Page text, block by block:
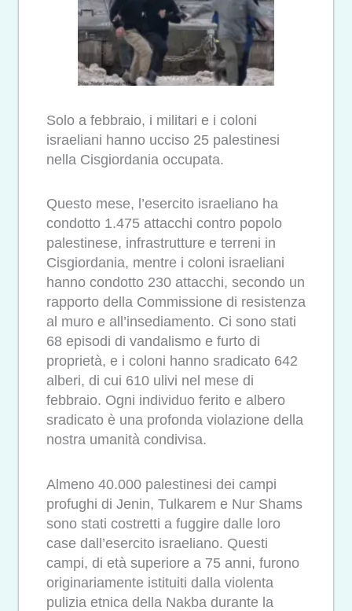
Solo a febbraio, i militari e i coloni
israeliani hanno ucciso 25 palestinesi
nella Cisgiordania occupata.
Questo mese, l’esercito israeliano ha
condotto 1.475 attacchi contro popolo
palestinese, infrastrutture e terreni in
Cisgiordania, mentre i coloni israeliani
hanno condotto 230 attacchi, secondo un
rapporto della Commissione di resistenza
al muro e all’insediamento. Ci sono stati
68 episodi di vandalismo e furto di
proprietà, e i coloni hanno sradicato 642
alberi, di cui 610 ulivi nel mese di
febbraio. Ogni individuo ferito e albero
sradicato è una profonda violazione della
nostra umanità condivisa.
Almeno 40.000 palestinesi dei campi
profughi di Jenin, Tulkarem e Nur Shams
sono stati costretti a fuggire dalle loro
case dall’esercito israeliano. Questi
campi, di età superiore a 75 anni, furono
originariamente istituiti dalla violenta
pulizia etnica della Nakba durante la